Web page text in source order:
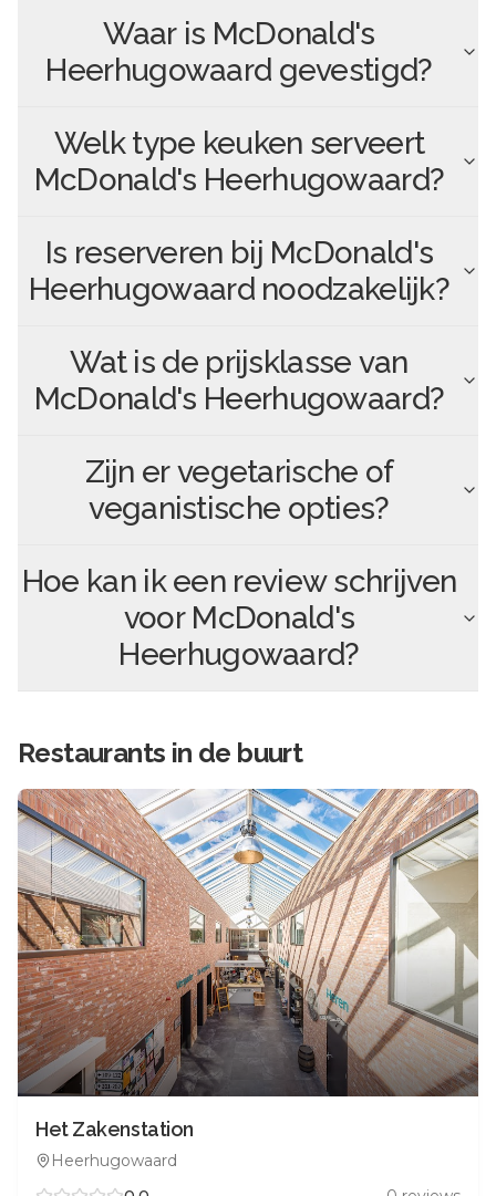
Waar is McDonald's
Heerhugowaard gevestigd?
Welk type keuken serveert
McDonald's Heerhugowaard?
Is reserveren bij McDonald's
Heerhugowaardnoodzakelijk?
Wat is de prijsklasse van
McDonald's Heerhugowaard?
Zijn er vegetarische of
veganistische opties?
Hoe kan ik een review schrijven
voor McDonald's
Heerhugowaard?
Restaurants in de buurt
Het Zakenstation
Heerhugowaard